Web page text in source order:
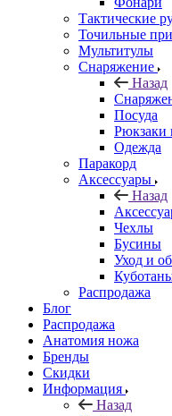
Тактические
Точильные
Мультитулы
Снаряжение
Назад
Посуда
Рюкзаки
Одежда
Паракорд
Аксессуары
Назад
Чехлы
Бусины
Уход и
Распродажа
Блог
Распродажа
Анатомия ножа
Бренды
Скидки
Информация
Назад